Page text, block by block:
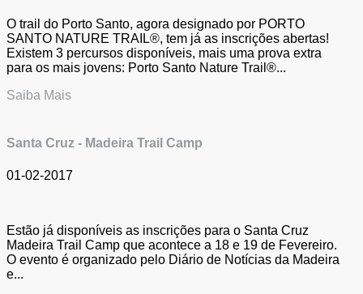
O trail do Porto Santo, agora designado por PORTO
SANTO NATURE TRAIL®, tem já as inscrições abertas!
Existem 3 percursos disponíveis, mais uma prova extra
para os mais jovens: Porto Santo Nature Trail®...
Saiba Mais
Santa Cruz - Madeira Trail Camp
01-02-2017
Estão já disponíveis as inscrições para o Santa Cruz
Madeira Trail Camp que acontece a 18 e 19 de Fevereiro.
O evento é organizado pelo Diário de Notícias da Madeira
e...